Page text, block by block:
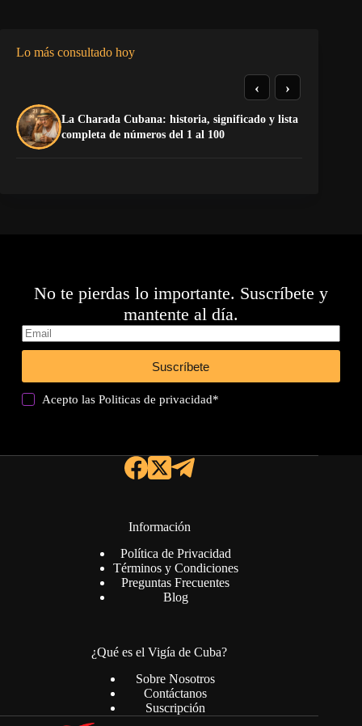
Lo más consultado hoy
La Charada Cubana: historia, significado y lista
completa de números del 1 al 100
‹ ›
No te pierdas lo importante. Suscríbete y
mantente al día.
Suscríbete
Acepto lasPoliticas de privacidad*
Información
Política de Privacidad
Términos y Condiciones
Preguntas Frecuentes
Blog
¿Qué es el Vigía de Cuba?
Sobre Nosotros
Contáctanos
Suscripción